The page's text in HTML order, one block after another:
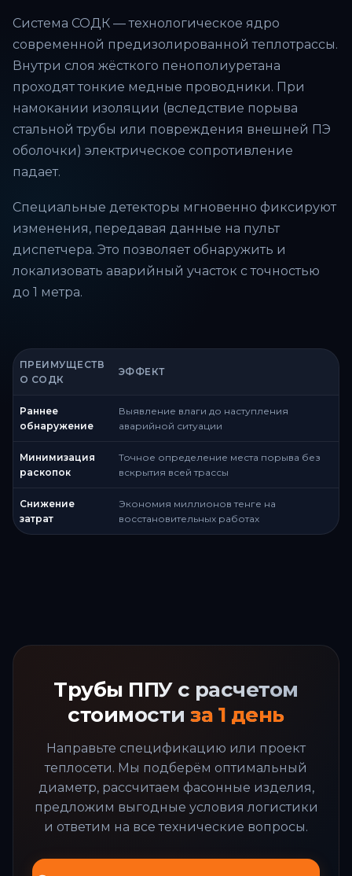
Система СОДК — технологическое ядро
современной предизолированной теплотрассы.
Внутри слоя жёсткого пенополиуретана
проходят тонкие медные проводники. При
намокании изоляции (вследствие порыва
стальной трубы или повреждения внешней ПЭ
оболочки) электрическое сопротивление
падает.
Специальные детекторы мгновенно фиксируют
изменения, передавая данные на пульт
диспетчера. Это позволяет обнаружить и
локализовать аварийный участок с точностью
до 1 метра.
ПРЕИМУЩЕСТВ
О СОДК
ЭФФЕКТ
Раннее
обнаружение
Выявление влаги до наступления
аварийной ситуации
Минимизация
раскопок
Точное определение места порыва без
вскрытия всей трассы
Снижение
затрат
Экономия миллионов тенге на
восстановительных работах
Трубы ППУ с расчетом
стоимостиза 1 день
Направьте спецификацию или проект
теплосети. Мы подберём оптимальный
диаметр, рассчитаем фасонные изделия,
предложим выгодные условия логистики
и ответим на все технические вопросы.